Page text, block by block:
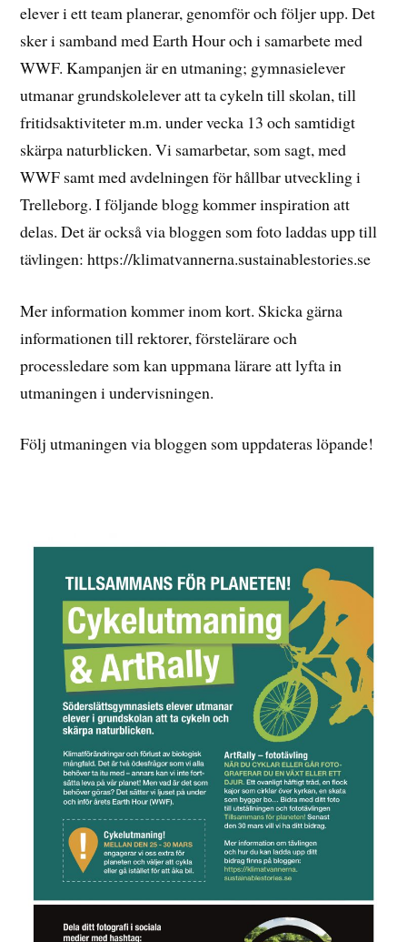
elever i ett team planerar, genomför och följer upp. Det
sker i samband med Earth Hour och i samarbete med
WWF. Kampanjen är en utmaning; gymnasielever
utmanar grundskolelever att ta cykeln till skolan, till
fritidsaktiviteter m.m. under vecka 13 och samtidigt
skärpa naturblicken. Vi samarbetar, som sagt, med
WWF samt med avdelningen för hållbar utveckling i
Trelleborg. I följande blogg kommer inspiration att
delas. Det är också via bloggen som foto laddas upp till
tävlingen: https://klimatvannerna.sustainablestories.se
Mer information kommer inom kort. Skicka gärna
informationen till rektorer, förstelärare och
processledare som kan uppmana lärare att lyfta in
utmaningen i undervisningen.
Följ utmaningen via bloggen som uppdateras löpande!